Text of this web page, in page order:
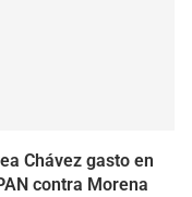
Chávez gasto en
contra Morena